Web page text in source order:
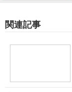
関連記事